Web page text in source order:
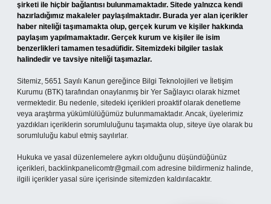
şirketi ile hiçbir bağlantısı bulunmamaktadır. Sitede yalnızca kendi
hazırladığımız makaleler paylaşılmaktadır. Burada yer alan içerikler
haber niteliği taşımamakta olup, gerçek kurum ve kişiler hakkında
paylaşım yapılmamaktadır. Gerçek kurum ve kişiler ile isim
benzerlikleri tamamen tesadüfidir. Sitemizdeki bilgiler taslak
halindedir ve tavsiye niteliği taşımazlar.
Sitemiz, 5651 Sayılı Kanun gereğince Bilgi Teknolojileri ve İletişim
Kurumu (BTK) tarafından onaylanmış bir Yer Sağlayıcı olarak hizmet
vermektedir. Bu nedenle, sitedeki içerikleri proaktif olarak denetleme
veya araştırma yükümlülüğümüz bulunmamaktadır. Ancak, üyelerimiz
yazdıkları içeriklerin sorumluluğunu taşımakta olup, siteye üye olarak bu
sorumluluğu kabul etmiş sayılırlar.
Hukuka ve yasal düzenlemelere aykırı olduğunu düşündüğünüz
içerikleri, backlinkpanelicomtr@gmail.com adresine bildirmeniz halinde,
ilgili içerikler yasal süre içerisinde sitemizden kaldırılacaktır.